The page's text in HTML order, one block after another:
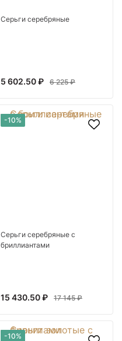
Серьги серебряные
5 602.50 ₽ 6 225 ₽
-10%
Серьги серебряные с
бриллиантами
15 430.50 ₽ 17 145 ₽
-10%